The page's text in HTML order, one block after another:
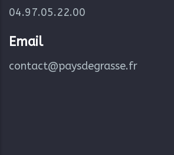
04.97.05.22.00
Email
contact@paysdegrasse.fr